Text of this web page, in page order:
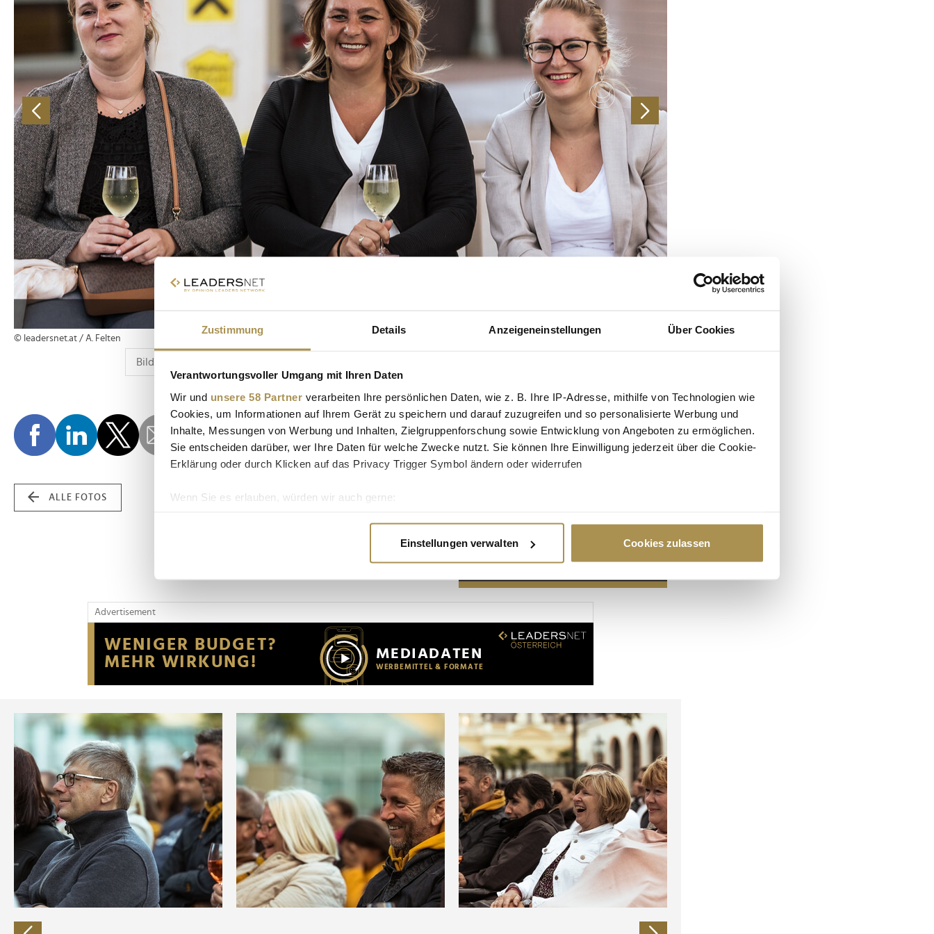
Zustimmung Details Anzeigeneinstellungen Über Cookies
Verantwortungsvoller Umgang mit Ihren Daten
Wir und unsere 58 Partner verarbeiten Ihre persönlichen Daten, wie z. B. Ihre IP-Adresse, mithilfe von Technologien wie
Cookies, um Informationen auf Ihrem Gerät zu speichern und darauf zuzugreifen und so personalisierte Werbung und
Inhalte, Messungen von Werbung und Inhalten, Zielgruppenforschung sowie Entwicklung von Angeboten zu ermöglichen.
Sie entscheiden darüber, wer Ihre Daten für welche Zwecke nutzt. Sie können Ihre Einwilligung jederzeit über die Cookie-
Erklärung oder durch Klicken auf das Privacy Trigger Symbol ändern oder widerrufen
Wenn Sie es erlauben, würden wir auch gerne:
Erfahren Sie mehr darüber, wie Ihre persönlichen Daten verarbeitet werden, und legen Sie Ihre Präferenzen im
Wir verwenden Cookies, um Inhalte und Anzeigen zu personalisieren, Funktionen für soziale Medien anbieten zu können
Website an unsere Partner für soziale Medien, Werbung und Analysen weiter. Unsere Partner führen diese Informationen
möglicherweise mit weiteren Daten zusammen, die Sie ihnen bereitgestellt haben oder die sie im Rahmen Ihrer Nutzung
der Dienste gesammelt haben.
Einstellungen verwalten Cookies zulassen
© leadersnet.at / A. Felten
ALLE FOTOS
Advertisement
Advertisement